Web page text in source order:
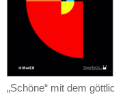
„Schöne“ mit dem